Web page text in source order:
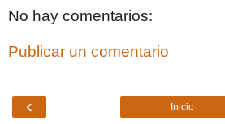
No hay comentarios:
Publicar un comentario
‹ Inicio